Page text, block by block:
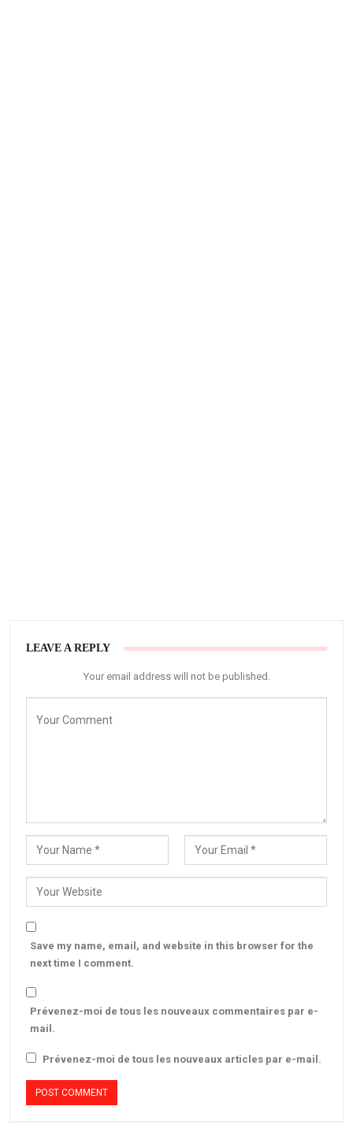
LEAVE A REPLY
Your email address will not be published.
Save my name, email, and website in this browser for the
next time I comment.
Prévenez-moi de tous les nouveaux commentaires par e-
mail.
Prévenez-moi de tous les nouveaux articles par e-mail.